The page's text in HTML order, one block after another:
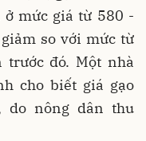
ở mức giá từ 580 -
so với mức từ
trước đó. Một nhà
cho biết giá gạo
do nông dân thu